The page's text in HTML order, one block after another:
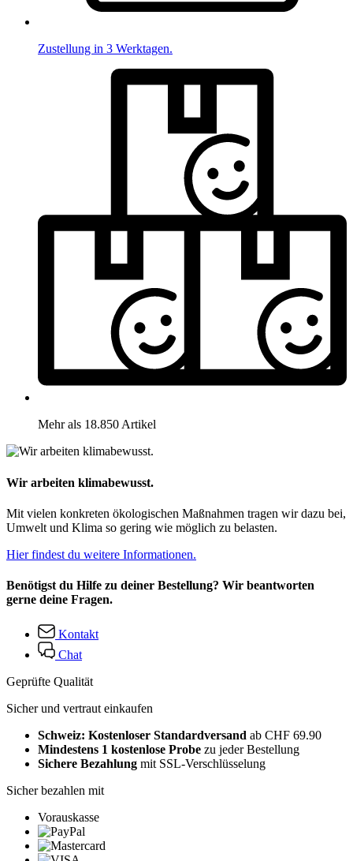
Zustellung in 3 Werktagen.
Mehr als 18.850 Artikel
Wir arbeiten klimabewusst.
Mit vielen konkreten ökologischen Maßnahmen tragen wir dazu bei,
Umwelt und Klima so gering wie möglich zu belasten.
Hier findest du weitere Informationen.
Benötigst du Hilfe zu deiner Bestellung? Wir beantworten
gerne deine Fragen.
Kontakt
Chat
Geprüfte Qualität
Sicher und vertraut einkaufen
Schweiz: Kostenloser Standardversand ab CHF 69.90
Mindestens 1 kostenlose Probe zu jeder Bestellung
Sichere Bezahlung mit SSL-Verschlüsselung
Sicher bezahlen mit
Vorauskasse